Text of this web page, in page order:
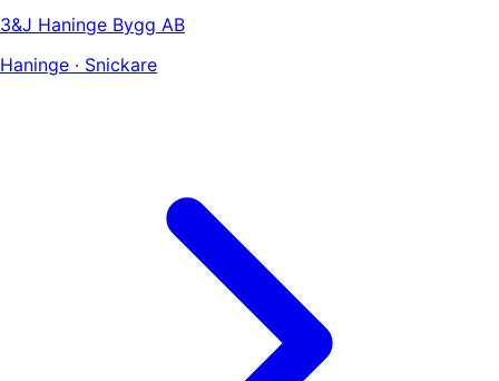
3&J Haninge Bygg AB
Haninge · Snickare